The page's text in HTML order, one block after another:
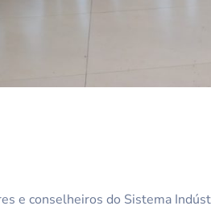
e conselheiros do Sistema